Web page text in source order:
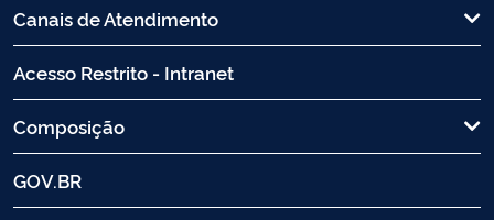
Canais de Atendimento
Acesso Restrito - Intranet
Composição
GOV.BR